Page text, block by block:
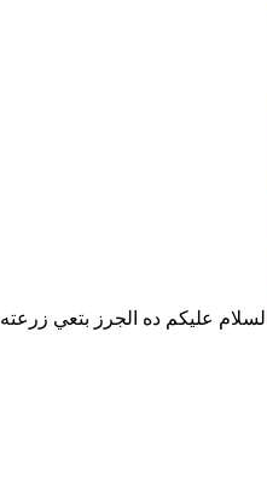
السلام عليكم ده الجرز بتعي